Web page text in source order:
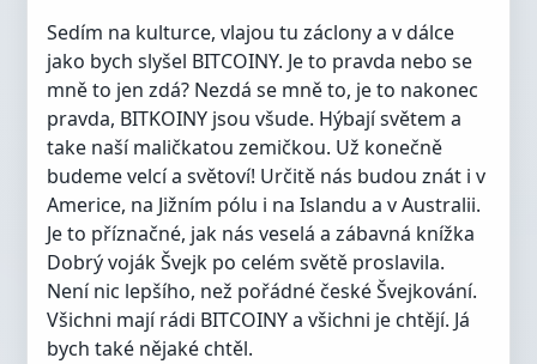
Sedím na kulturce, vlajou tu záclony a v dálce
jako bych slyšel BITCOINY. Je to pravda nebo se
mně to jen zdá? Nezdá se mně to, je to nakonec
pravda, BITKOINY jsou všude. Hýbají světem a
take naší maličkatou zemičkou. Už konečně
budeme velcí a světoví! Určitě nás budou znát i v
Americe, na Jižním pólu i na Islandu a v Australii.
Je to příznačné, jak nás veselá a zábavná knížka
Dobrý voják Švejk po celém světě proslavila.
Není nic lepšího, než pořádné české Švejkování.
Všichni mají rádi BITCOINY a všichni je chtějí. Já
bych také nějaké chtěl.